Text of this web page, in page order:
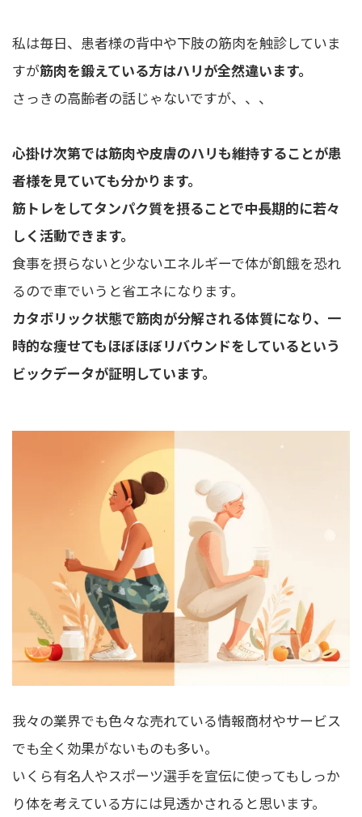
私は毎日、患者様の背中や下肢の筋肉を触診していま
すが筋肉を鍛えている方はハリが全然違います。
さっきの高齢者の話じゃないですが、、、
心掛け次第では筋肉や皮膚のハリも維持することが患
者様を見ていても分かります。
筋トレをしてタンパク質を摂ることで中長期的に若々
しく活動できます。
食事を摂らないと少ないエネルギーで体が飢餓を恐れ
るので車でいうと省エネになります。
カタボリック状態で筋肉が分解される体質になり、一
時的な痩せてもほぼほぼリバウンドをしているという
ビックデータが証明しています。
我々の業界でも色々な売れている情報商材やサービス
でも全く効果がないものも多い。
いくら有名人やスポーツ選手を宣伝に使ってもしっか
り体を考えている方には見透かされると思います。